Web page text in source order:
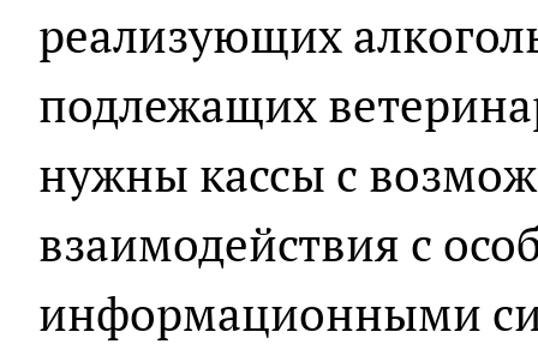
реализующих
подлежащих
нужны кассы с
взаимодействия с
информационными